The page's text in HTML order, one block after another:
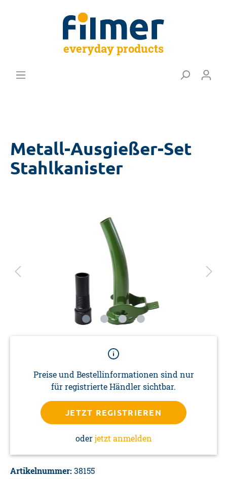
everyday products
Metall-Ausgießer-Set
Stahlkanister
Preise und Bestellinformationen sind nur
für registrierte Händler sichtbar.
JETZT REGISTRIEREN
oderjetzt anmelden
Artikelnummer: 38155